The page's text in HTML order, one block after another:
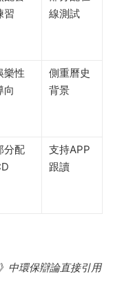
習
線測試
樂性
向
側重曆史
背景
分配
支持APP
跟讀
中環保辯論直接引用